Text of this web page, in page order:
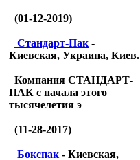
(01-12-2019)
Стандарт-Пак -
Киевская, Украина, Киев.
Компания СТАНДАРТ-
ПАК с начала этого
тысячелетия э
(11-28-2017)
Бокспак - Киевская,